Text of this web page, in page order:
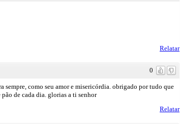
Relatar
0
sempre, como seu amor e misericórdia. obrigado por tudo que
de cada dia. glorias a ti senhor
Relatar